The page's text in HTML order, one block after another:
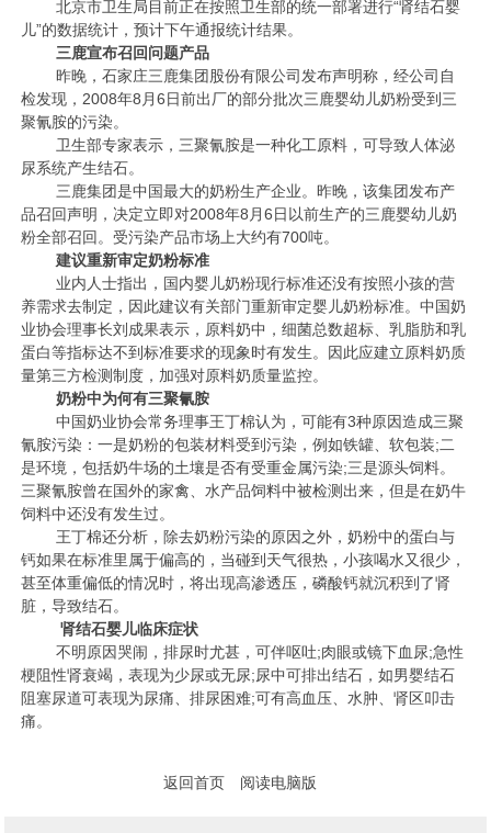
北京市卫生局目前正在按照卫生部的统一部署进行“肾结石婴
儿”的数据统计，预计下午通报统计结果。
三鹿宣布召回问题产品
昨晚，石家庄三鹿集团股份有限公司发布声明称，经公司自
检发现，2008年8月6日前出厂的部分批次三鹿婴幼儿奶粉受到三
聚氰胺的污染。
卫生部专家表示，三聚氰胺是一种化工原料，可导致人体泌
尿系统产生结石。
三鹿集团是中国最大的奶粉生产企业。昨晚，该集团发布产
品召回声明，决定立即对2008年8月6日以前生产的三鹿婴幼儿奶
粉全部召回。受污染产品市场上大约有700吨。
建议重新审定奶粉标准
业内人士指出，国内婴儿奶粉现行标准还没有按照小孩的营
养需求去制定，因此建议有关部门重新审定婴儿奶粉标准。中国奶
业协会理事长刘成果表示，原料奶中，细菌总数超标、乳脂肪和乳
蛋白等指标达不到标准要求的现象时有发生。因此应建立原料奶质
量第三方检测制度，加强对原料奶质量监控。
奶粉中为何有三聚氰胺
中国奶业协会常务理事王丁棉认为，可能有3种原因造成三聚
氰胺污染：一是奶粉的包装材料受到污染，例如铁罐、软包装;二
是环境，包括奶牛场的土壤是否有受重金属污染;三是源头饲料。
三聚氰胺曾在国外的家禽、水产品饲料中被检测出来，但是在奶牛
饲料中还没有发生过。
王丁棉还分析，除去奶粉污染的原因之外，奶粉中的蛋白与
钙如果在标准里属于偏高的，当碰到天气很热，小孩喝水又很少，
甚至体重偏低的情况时，将出现高渗透压，磷酸钙就沉积到了肾
脏，导致结石。
肾结石婴儿临床症状
不明原因哭闹，排尿时尤甚，可伴呕吐;肉眼或镜下血尿;急性
梗阻性肾衰竭，表现为少尿或无尿;尿中可排出结石，如男婴结石
阻塞尿道可表现为尿痛、排尿困难;可有高血压、水肿、肾区叩击
痛。
返回首页 阅读电脑版